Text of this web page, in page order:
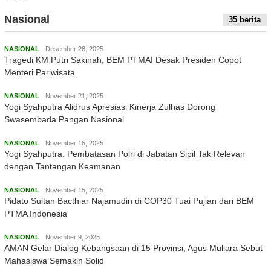
Nasional 35 berita
NASIONAL Desember 28, 2025
Tragedi KM Putri Sakinah, BEM PTMAI Desak Presiden Copot
Menteri Pariwisata
NASIONAL November 21, 2025
Yogi Syahputra Alidrus Apresiasi Kinerja Zulhas Dorong
Swasembada Pangan Nasional
NASIONAL November 15, 2025
Yogi Syahputra: Pembatasan Polri di Jabatan Sipil Tak Relevan
dengan Tantangan Keamanan
NASIONAL November 15, 2025
Pidato Sultan Bacthiar Najamudin di COP30 Tuai Pujian dari BEM
PTMA Indonesia
NASIONAL November 9, 2025
AMAN Gelar Dialog Kebangsaan di 15 Provinsi, Agus Muliara Sebut
Mahasiswa Semakin Solid